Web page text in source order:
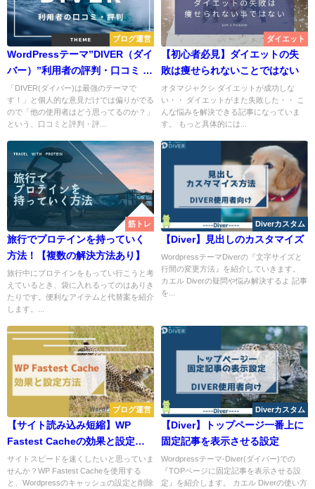
ブログ運営
WordPressテーマ”DIVER（ダイ
バー）”利用者の評判・口コミ -
DIVERまとめ
「DIVER(ダイバー)は最強のテーマで
す！」と個人的な意見だけでは偏りがでる
ので「他の使用者はどう思ってるのか？」
という、口コミと評判・評...
ダイエット
【初心者必見】ダイエットの失
敗は痩せられないことではない
オタマジャクシ ダイエットが成功しな
い・・ ダイエットがまた失敗した・・ こ
んな悩みを解決できる記事になっていま
す。 もっと具体的には...
筋トレ
旅行でプロテインを持っていく
方法！【複数の解決方法あり】
旅行中にプロテインをもってい行こうと考
えているとき、袋に入れるってのはありき
たりです。便利なアイテムと代替案を紹介
します。...
Diverカスタム
【Diver】見出しのカスタマイズ
WordpressテーマDiverの『文字サイズと
行間の変更方法』を紹介していきます。
カエル Diverの疑問や悩み解決するよ 記事
を...
ブログ運営
【サイト読み込み短縮】WP
Fastest Cacheの効果と設定方
法｜WordPressプラグイン
サイトスピードを速くしたいと思っていま
せんか？WP Fastest Cacheを使用する
と、Wordpressのキャッシュの設定と削除
Diverカスタム
【Diver】トップページ一番上に
固定記事を表示させる設定
Wordpressテーマ-Diver(ダイバー)での
『TOPページに固定記事を表示させる設
定』を紹介します。 カエル Diverの使い方